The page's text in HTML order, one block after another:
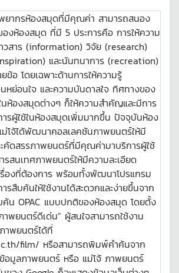
ยากรห้องสมุดที่มีคุณค่า สามารถสนอง
งห้องสมุด ที่มี 5 ประการคือ การให้ความ
สาร (information) วิจัย (research)
และนันทนาการ (recreation)
ข้อ โดยเฉพาะด้านการให้ความรู้
ย่อนใจ และความบันดาลใจ ทิศทางของ
ห้องสมุดต่างๆ ก็ให้ความสำคัญและมีการ
รผู้ใช้ในห้องสมุดเพิ่มมากขึ้น ปัจจุบันห้อง
โจ้ได้พัฒนาคอลเลคชันภาพยนตร์ให้มี
คัดสรรภาพยนตร์ที่มีคุณค่ามาบริการผู้ใช้
สนเทศภาพยนตร์ให้มีความละเอียด
องที่ต้องการ พร้อมทั้งพัฒนาโปรแกรม
รสืบค้นให้ใช้งานได้สะดวกและง่ายขึ้นจาก
ค้น OPAC แบบปกติของห้องสมุด โดยตั้ง
พยนตร์ดีเด่น” ผู้สนใจสามารถใช้งาน
าพยนตร์ได้ที่
film/ หรือสามารถพิมพ์คำค้นจาก
อมูลภาพยนตร์ หรือ แม่โจ้ ภาพยนตร์